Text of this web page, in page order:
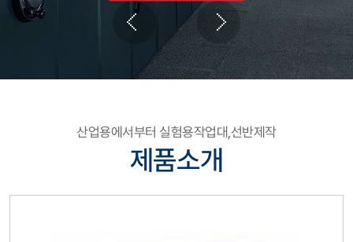
산업용에서부터 실험용작업대,선반제작
제품소개